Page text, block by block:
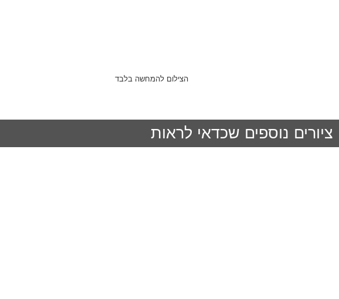
הצילום להמחשה בלבד
ציורים נוספים שכדאי לראות